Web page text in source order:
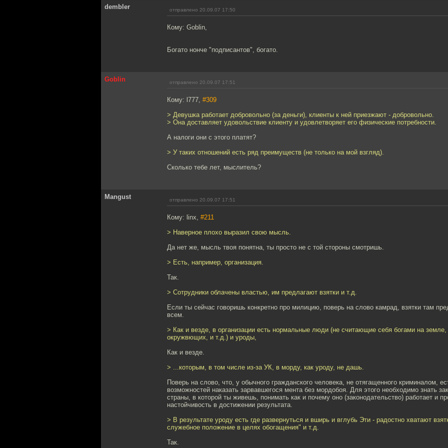
dembler отправлено 20.09.07 17:50
Кому: Goblin,
Богато нонче "подписантов", богато.
Goblin отправлено 20.09.07 17:51
Кому: l777, #309
> Девушка работает добровольно (за деньги), клиенты к ней приезжают - добровольно.
> Она доставляет удовольствие клиенту и удовлетворяет его физические потребности.
А налоги они с этого платят?
> У таких отношений есть ряд преимуществ (не только на мой взгляд).
Сколько тебе лет, мыслитель?
Mangust отправлено 20.09.07 17:51
Кому: linx, #211
> Наверное плохо выразил свою мысль.
Да нет же, мысль твоя понятна, ты просто не с той стороны смотришь.
> Есть, например, организация.
Так.
> Сотрудники облачены властью, им предлагают взятки и т.д.
Если ты сейчас говоришь конкретно про милицию, поверь на слово камрад, взятки там
всем.
> Как и везде, в организации есть нормальные люди (не считающие себя богами на
окружвющих, и т.д.) и уроды,
Как и везде.
> ...которым, в том числе из-за УК, в морду, как уроду, не дашь.
Поверь на слово, что, у обычного гражданского человека, не отягащенного криминалом,
возможностей наказать зарвавшегося мента без мордобоя. Для этого необходимо знать
страны, в которой ты живешь, понимать как и почему оно (законодательство) работает и
настойчивость в достижении результата.
> В результате уроду есть где развернуться и вширь и вглубь Эти - радостно хватают
служебное положение в целях обогащения" и т.д.
Так.